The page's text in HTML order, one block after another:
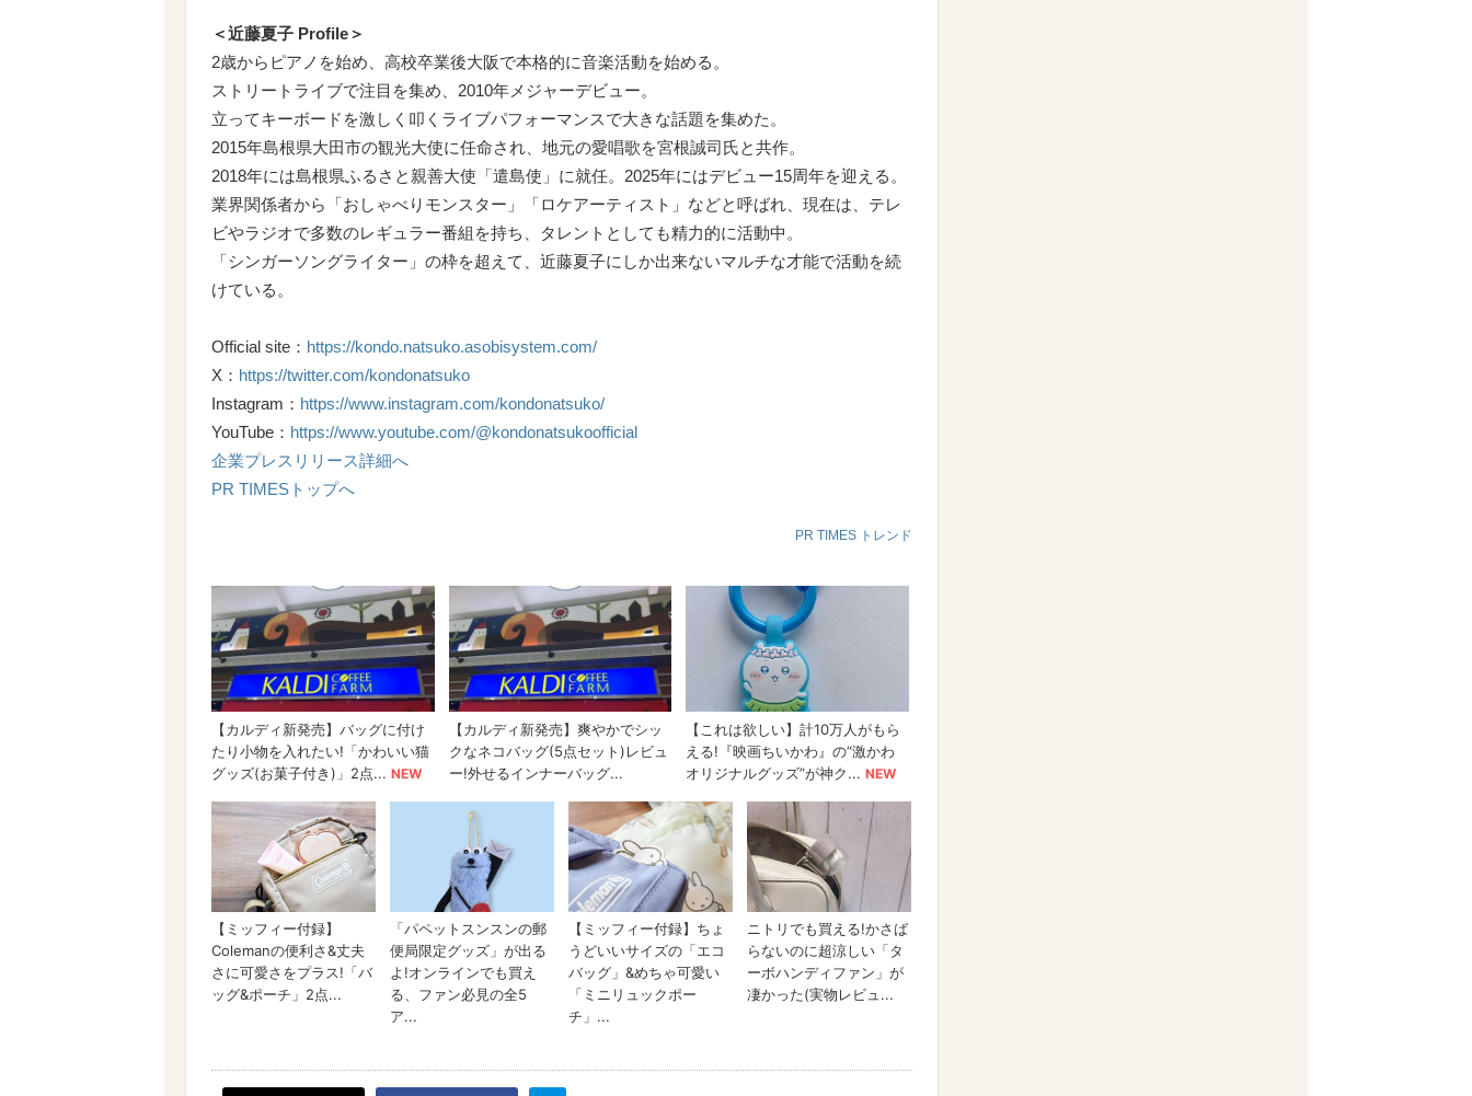
＜近藤夏子 Profile＞
2歳からピアノを始め、高校卒業後大阪で本格的に音楽活動を始める。
ストリートライブで注目を集め、2010年メジャーデビュー。
立ってキーボードを激しく叩くライブパフォーマンスで大きな話題を集めた。
2015年島根県大田市の観光大使に任命され、地元の愛唱歌を宮根誠司氏と共作。
2018年には島根県ふるさと親善大使「遣島使」に就任。2025年にはデビュー15周年を迎える。
業界関係者から「おしゃべりモンスター」「ロケアーティスト」などと呼ばれ、現在は、テレ
ビやラジオで多数のレギュラー番組を持ち、タレントとしても精力的に活動中。
「シンガーソングライター」の枠を超えて、近藤夏子にしか出来ないマルチな才能で活動を続
けている。
Official site： https://kondo.natsuko.asobisystem.com/
X： https://twitter.com/kondonatsuko
Instagram： https://www.instagram.com/kondonatsuko/
YouTube： https://www.youtube.com/@kondonatsukoofficial
企業プレスリリース詳細へ
PR TIMESトップへ
PR TIMES トレンド